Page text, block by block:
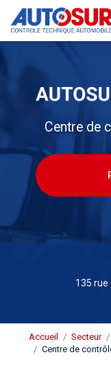
contenu
Centre de
135 rue
Accueil Secteur
Centre de